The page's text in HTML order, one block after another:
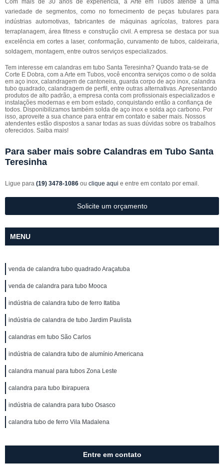
Com mais de 30 anos de experiência, a Arte em Tubos atende a uma
variedade de segmentos, como no fornecimento de peças tubulares para
indústrias automotivas, fabricantes de máquinas agrícolas, tratores para
terraplanagem, área fitness e construção civil. A empresa se destaca por sua
excelência em cortes a laser, conformação, curvamento de tubos, caldeiraria,
soldagem, montagem, entre outros serviços especializados.
Tem interesse em calandras em tubo Santa Teresinha? Quando trata-se de
Corte E Dobra, com a Arte em Tubos, você encontra serviços como o de solda
em aço inox, calandragem de cantoneira, guarda corpo de aço inox, calandra
tubo quadrado, calandragem de perfil, entre outras alternativas. Apresentando
produtos de alto padrão, a empresa conta com profissionais especializados e
instalações modernas e em bom estado, conquistando então a confiança de
todos. Disponibilizamos também solda de aço inox e solda aço carbono. Por
isso, aproveite a sua chance para entrar em contato e saber mais. Nossos
atendentes estão dispostos a sanar todas as suas dúvidas sobre os trabalhos
oferecidos. Saiba mais!
Para saber mais sobre Calandras em Tubo Santa
Teresinha
Ligue para (19) 3478-1086 ou clique aqui e entre em contato por email.
Solicite um orçamento
MENU
venda de calandra tubo quadrado Araçatuba
venda de calandra para tubo Mooca
indústria de calandra tubo de ferro Itatiba
indústria de calandra de tubo Jardim Paulista
calandras em tubo São Carlos
indústria de calandra tubo de alumínio Americana
calandra manual para tubos Zona Leste
calandra para tubo Ibirapuera
indústria de calandra para tubo Osasco
calandra tubo de ferro Vila Madalena
Entre em contato